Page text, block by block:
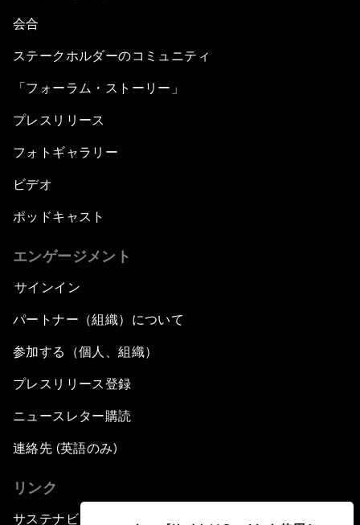
会合
ステークホルダーのコミュニティ
「フォーラム・ストーリー」
プレスリリース
フォトギャラリー
ビデオ
ポッドキャスト
エンゲージメント
サインイン
パートナー（組織）について
参加する（個人、組織）
プレスリリース登録
ニュースレター購読
連絡先 (英語のみ)
リンク
サステナビリティへの取り組み